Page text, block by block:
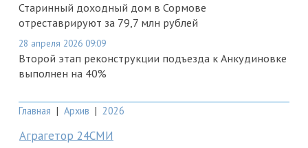
Старинный доходный дом в Сормове
отреставрируют за 79,7 млн рублей
28 апреля 2026 09:09
Второй этап реконструкции подъезда к Анкудиновке
выполнен на 40%
Главная | Архив | 2026
Аграгетор 24СМИ